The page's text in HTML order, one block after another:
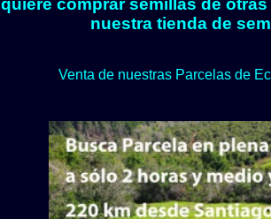
quiere comprar semillas de
nuestra tienda de
Venta de nuestras Parcelas de